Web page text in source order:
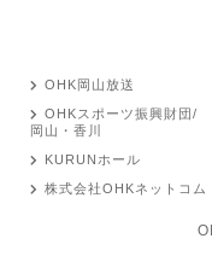
OHK岡山放送
OHKスポーツ振興財団/
岡山・香川
KURUNホール
株式会社OHKネットコム